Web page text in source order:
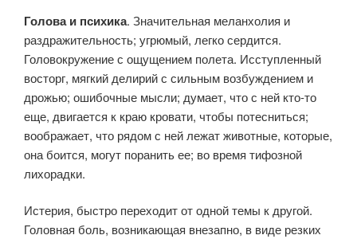
Голова и психика. Значительная меланхолия и
раздражительность; угрюмый, легко сердится.
Головокружение с ощущением полета. Исступленный
восторг, мягкий делирий с сильным возбуждением и
дрожью; ошибочные мысли; думает, что с ней кто-то
еще, двигается к краю кровати, чтобы потесниться;
воображает, что рядом с ней лежат животные, которые,
она боится, могут поранить ее; во время тифозной
лихорадки.
Истерия, быстро переходит от одной темы к другой.
Головная боль, возникающая внезапно, в виде резких